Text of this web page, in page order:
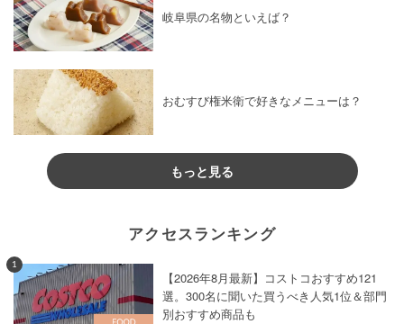
岐阜県の名物といえば？
おむすび権米衛で好きなメニューは？
もっと見る
アクセスランキング
1
【2026年8月最新】コストコおすすめ121
選。300名に聞いた買うべき人気1位＆部門
別おすすめ商品も